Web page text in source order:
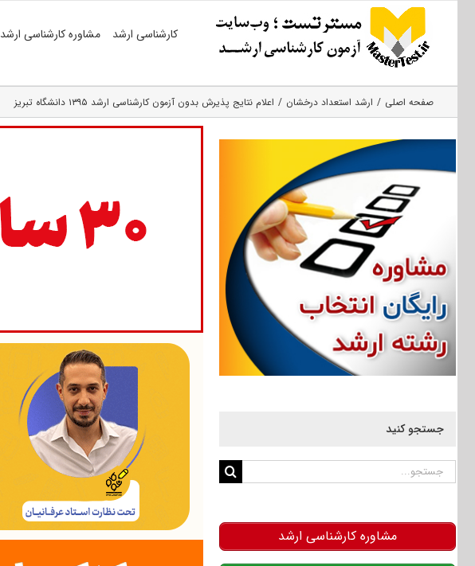
کارشناسی ارشد مشاوره کارشناسی ارشد
صفحه اصلی ارشد استعداد درخشان اعلام نتایج پذیرش بدون آزمون کارشناسی ارشد ۱۳۹۵ دانشگاه تبریز
جستجو کنید
جستجو
مشاوره کارشناسی ارشد